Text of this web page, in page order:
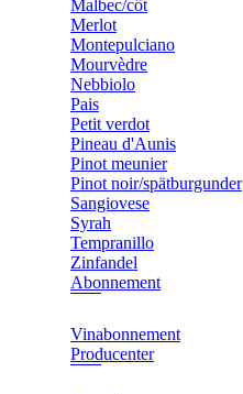
Malbec/côt
Merlot
Montepulciano
Mourvèdre
Nebbiolo
Pais
Petit verdot
Pineau d'Aunis
Pinot meunier
Pinot noir/spätburgunder
Sangiovese
Syrah
Tempranillo
Zinfandel
Abonnement
Vinabonnement
Producenter